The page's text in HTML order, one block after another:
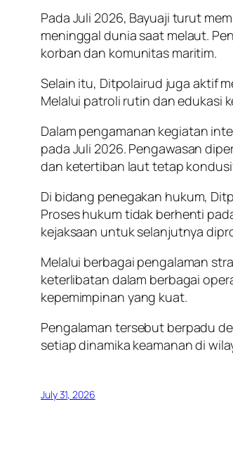
Pada Juli 2026, Bayuaji turut
meninggal dunia saat melaut.
korban dan komunitas maritim.
Selain itu, Ditpolairud juga aktif
Melalui patroli rutin dan edukasi
Dalam pengamanan kegiatan
pada Juli 2026. Pengawasan
dan ketertiban laut tetap
Di bidang penegakan hukum,
Proses hukum tidak berhenti
kejaksaan untuk selanjutnya
Melalui berbagai pengalaman
keterlibatan dalam berbagai
kepemimpinan yang kuat.
Pengalaman tersebut berpadu
setiap dinamika keamanan di
July 31, 2026